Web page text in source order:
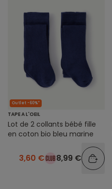
Outlet -60%*
TAPE A L'OEIL
Lot de 2 collants bébé fille
en coton bio bleu marine
3,60 € 8,99 €